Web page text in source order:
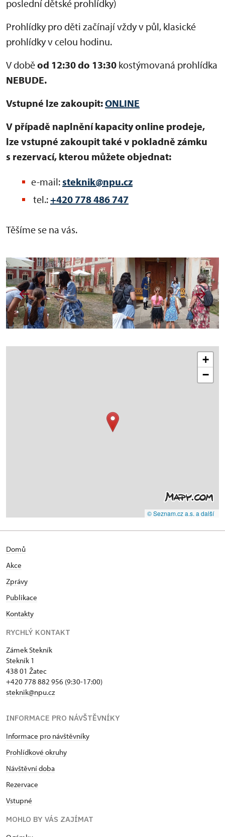
poslední dětské prohlídky)
Prohlídky pro děti začínají vždy v půl, klasické
prohlídky v celou hodinu.
V doběod 12:30 do 13:30 kostýmovaná prohlídka
NEBUDE.
Vstupné lze zakoupit:ONLINE
V případě naplnění kapacity online prodeje,
lze vstupné zakoupit také v pokladně zámku
s rezervací, kterou můžete objednat:
e-mail:steknik@npu.cz
tel.:+420 778 486 747
Těšíme se na vás.
+
−
© Seznam.cz a.s. a další
Domů
Akce
Zprávy
Publikace
Kontakty
RYCHLÝ KONTAKT
Zámek Stekník
Stekník 1
438 01 Žatec
+420 778 882 956 (9:30-17:00)
steknik@npu.cz
INFORMACE PRO NÁVŠTĚVNÍKY
Informace pro návštěvníky
Prohlídkové okruhy
Návštěvní doba
Rezervace
Vstupné
MOHLO BY VÁS ZAJÍMAT